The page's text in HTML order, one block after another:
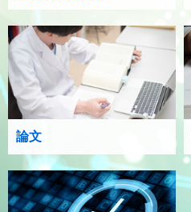
論文